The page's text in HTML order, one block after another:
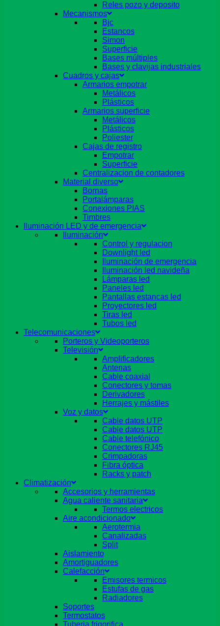
Reles pozo y deposito
Mecanismos
Bjc
Estancos
Simon
Superficie
Bases múltiples
Bases y clavijas industriales
Cuadros y cajas
Armarios empotrar
Metálicos
Plásticos
Armarios superficie
Metálicos
Plásticos
Poliester
Cajas de registro
Empotrar
Superficie
Centralizacion de contadores
Material diverso
Bornas
Portalámparas
Conexiones PIAS
Timbres
Iluminación LED y de emergencia
Iluminación
Control y regulacion
Downlight led
Iluminación de emergencia
Iluminación led navideña
Lámparas led
Paneles led
Pantallas estancas led
Proyectores led
Tiras led
Tubos led
Telecomunicaciones
Porteros y Videoporteros
Televisión
Amplificadores
Antenas
Cable coaxial
Conectores y tomas
Derivadores
Herrajes y mástiles
Voz y datos
Cable datos UTP
Cable datos UTP
Cable telefónico
Conectores RJ45
Crimpadoras
Fibra óptica
Racks y patch
Climatización
Accesorios y herramientas
Agua caliente sanitaria
Termos electricos
Aire acondicionado
Aerotermia
Canalizadas
Split
Aislamiento
Amortiguadores
Calefacción
Emisores termicos
Estufas de gas
Radiadores
Soportes
Termostatos
Tuberia frigorifica